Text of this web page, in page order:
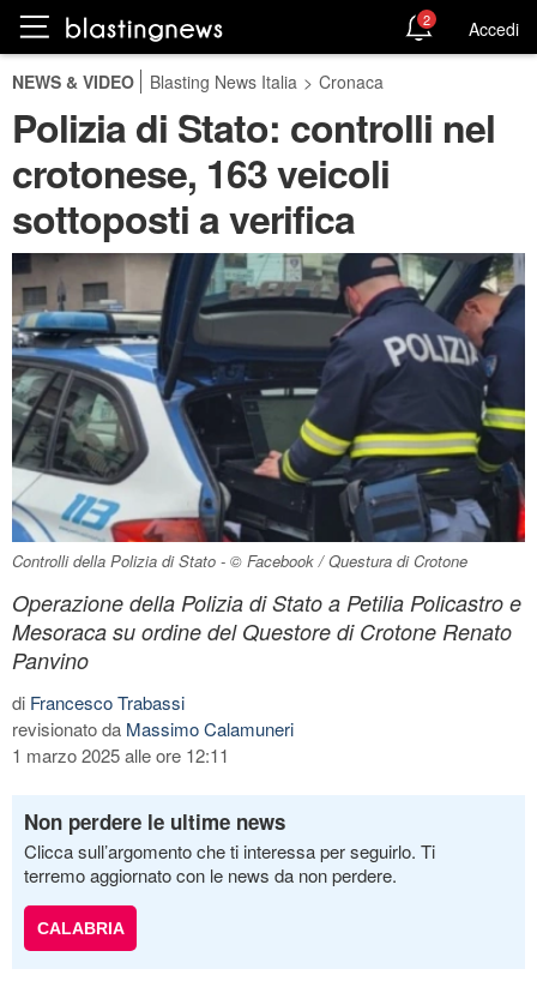
2 Accedi
NEWS & VIDEO Blasting News Italia > Cronaca
Polizia di Stato: controlli nel
crotonese, 163 veicoli
sottoposti a verifica
Controlli della Polizia di Stato - © Facebook / Questura di Crotone
Operazione della Polizia di Stato a Petilia Policastro e
Mesoraca su ordine del Questore di Crotone Renato
Panvino
di Francesco Trabassi
revisionato da Massimo Calamuneri
1 marzo 2025 alle ore 12:11
Non perdere le ultime news
Clicca sull’argomento che ti interessa per seguirlo. Ti
terremo aggiornato con le news da non perdere.
CALABRIA